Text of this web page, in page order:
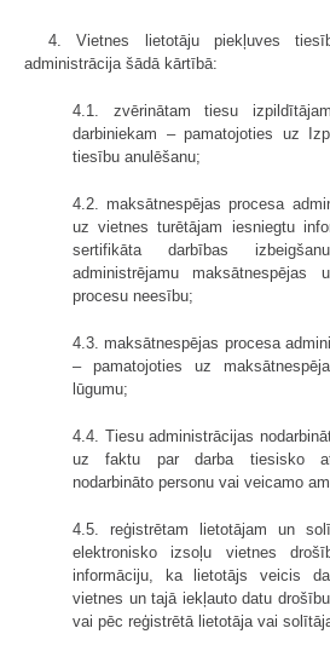
4. Vietnes lietotāju piekļuves
administrācija šādā kārtībā:
4.1. zvērinātam tiesu
darbiniekam – pamatojoties uz
tiesību anulēšanu;
4.2. maksātnespējas procesa
uz vietnes turētājam iesniegtu
sertifikāta darbības
administrējamu maksātnespējas
procesu neesību;
4.3. maksātnespējas procesa
– pamatojoties uz
lūgumu;
4.4. Tiesu administrācijas
uz faktu par darba tiesisko
nodarbināto personu vai veicamo
4.5. reģistrētam lietotājam un
elektronisko izsoļu vietnes
informāciju, ka lietotājs veicis
vietnes un tajā iekļauto datu
vai pēc reģistrētā lietotāja vai